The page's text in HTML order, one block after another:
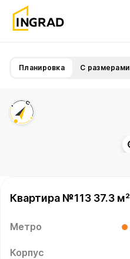
Планировка С размерами
Квартира №113 37.3 м²
Метро
Корпус